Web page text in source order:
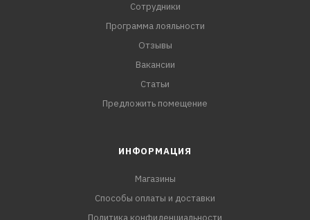
Сотрудники
Программа лояльности
Отзывы
Вакансии
Статьи
Предложить помещение
ИНФОРМАЦИЯ
Магазины
Способы оплаты и доставки
Политика конфиденциальности